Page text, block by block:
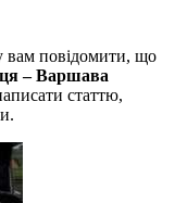
вам повідомити, що
– Варшава
статтю,